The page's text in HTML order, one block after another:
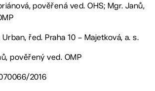
pověřená ved. OHS; Mgr. Janů,
řed. Praha 10 – Majetková, a. s.
pověřený ved. OMP
2016